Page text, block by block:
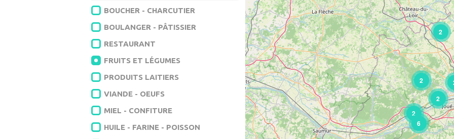
BOUCHER - CHARCUTIER
BOULANGER - PÂTISSIER
RESTAURANT
FRUITS ET LÉGUMES
PRODUITS LAITIERS
VIANDE - OEUFS
MIEL - CONFITURE
HUILE - FARINE - POISSON
2
6
2
2
2